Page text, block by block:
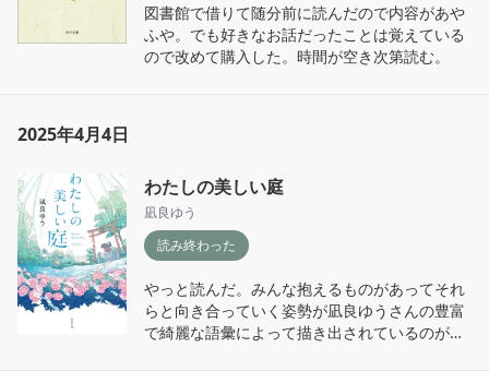
図書館で借りて随分前に読んだので内容があや
ふや。でも好きなお話だったことは覚えている
ので改めて購入した。時間が空き次第読む。
2025年4月4日
わたしの美しい庭
凪良ゆう
読み終わった
やっと読んだ。みんな抱えるものがあってそれ
らと向き合っていく姿勢が凪良ゆうさんの豊富
で綺麗な語彙によって描き出されているのが良